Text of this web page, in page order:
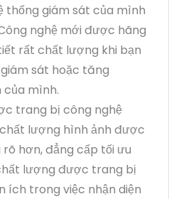
thống giám sát của mình
nghệ mới được hãng
rất chất lượng khi bạn
sát hoặc tăng
mình.
trang bị công nghệ
chất lượng hình ảnh được
rõ hơn, đẳng cấp tối ưu
lượng được trang bị
ích trong việc nhận diện